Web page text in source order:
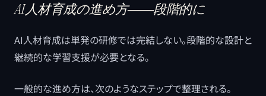
AI人材育成の進め方――段階的に
AI人材育成は単発の研修では完結しない。段階的な設計と
継続的な学習支援が必要となる。
一般的な進め方は、次のようなステップで整理される。